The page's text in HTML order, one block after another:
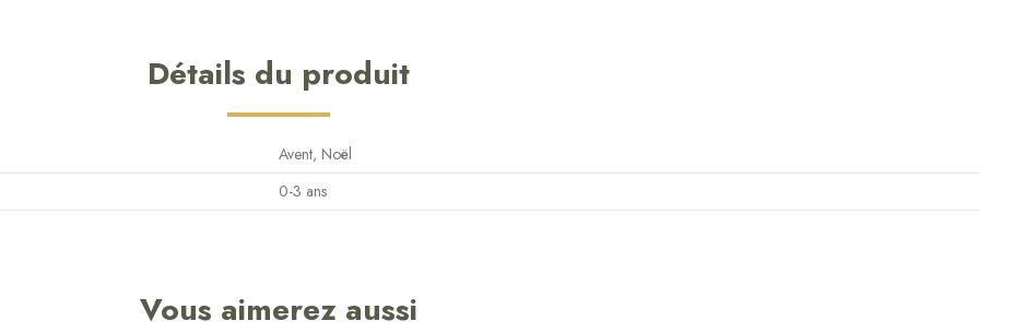
Détails du produit
Avent, Noël
0-3 ans
Vous aimerez aussi